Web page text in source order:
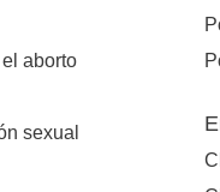
aborto
sexual